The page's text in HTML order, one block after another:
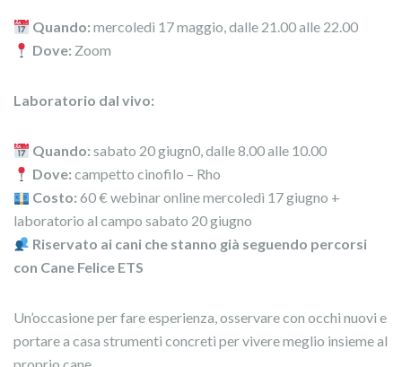
Quando: mercoledì 17 maggio, dalle 21.00 alle 22.00
Dove: Zoom
Laboratorio dal vivo:
Quando: sabato 20 giugn0, dalle 8.00 alle 10.00
Dove: campetto cinofilo – Rho
Costo: 60 € webinar online mercoledì 17 giugno +
laboratorio al campo sabato 20 giugno
Riservato ai cani che stanno già seguendo percorsi
con Cane Felice ETS
Un’occasione per fare esperienza, osservare con occhi nuovi e
portare a casa strumenti concreti per vivere meglio insieme al